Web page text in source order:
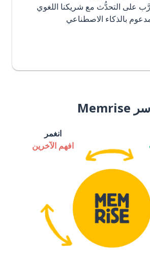
على التحدُّث مع شريكنا اللغوي
بالذكاء الاصطناعي
سر Memrise
انغمر
افهم الآخرين